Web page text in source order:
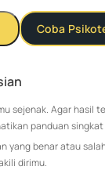
Coba
sejenak. Agar hasil
panduan
yang benar atau
dirimu.